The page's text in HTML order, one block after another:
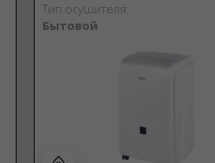
Тип осушителя:
Бытовой